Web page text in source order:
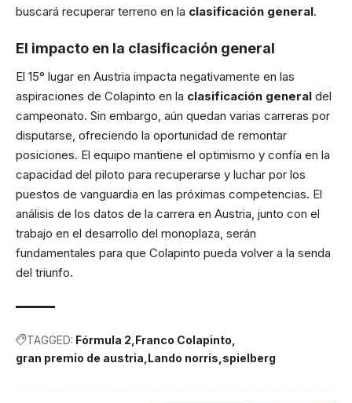
buscará recuperar terreno en la clasificación general.
El impacto en la clasificación general
El 15° lugar en Austria impacta negativamente en las
aspiraciones de Colapinto en la clasificación general del
campeonato. Sin embargo, aún quedan varias carreras por
disputarse, ofreciendo la oportunidad de remontar
posiciones. El equipo mantiene el optimismo y confía en la
capacidad del piloto para recuperarse y luchar por los
puestos de vanguardia en las próximas competencias. El
análisis de los datos de la carrera en Austria, junto con el
trabajo en el desarrollo del monoplaza, serán
fundamentales para que Colapinto pueda volver a la senda
del triunfo.
TAGGED: Fórmula 2 Franco Colapinto
gran premio de austria Lando norris spielberg